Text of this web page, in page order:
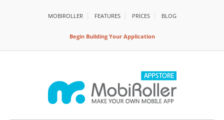
MOBIROLLER FEATURES PRİCES BLOG
Begin Building Your Application